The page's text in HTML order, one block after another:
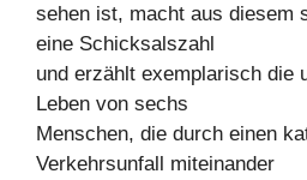
sehen ist, macht aus diesem
eine Schicksalszahl
und erzählt exemplarisch die
Leben von sechs
Menschen, die durch einen
Verkehrsunfall miteinander